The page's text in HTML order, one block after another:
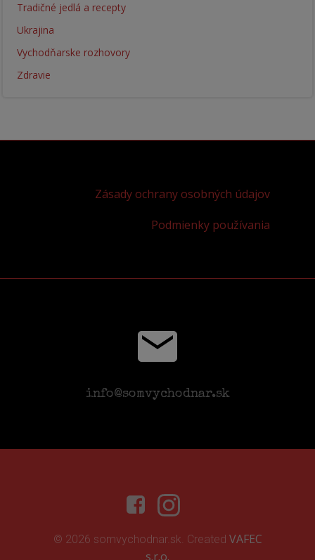
Tradičné jedlá a recepty
Ukrajina
Vychodňarske rozhovory
Zdravie
Zásady ochrany osobných údajov
Podmienky používania
info@somvychodnar.sk
© 2026 somvychodnar.sk. Created VAFEC
s.r.o.